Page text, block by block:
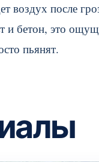
воздух после
и бетон, это
пьянят.